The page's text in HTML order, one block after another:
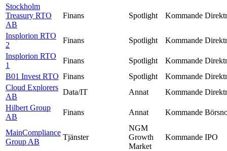
Stockholm
Treasury RTO
AB
Finans Spotlight Kommande
Insplorion RTO
2
Finans Spotlight Kommande
Insplorion RTO
1
Finans Spotlight Kommande
B01 Invest RTO Finans Spotlight Kommande
Cloud Explorers
AB
Data/IT Annat Kommande
Hilbert Group
AB
Finans Annat Kommande
MainCompliance
Group AB
Tjänster
NGM
Growth
Market
Kommande IPO